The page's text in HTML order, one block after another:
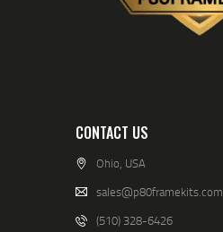
CONTACT US
Ohio, USA
sales@p80framekits.com
(510) 328-6426